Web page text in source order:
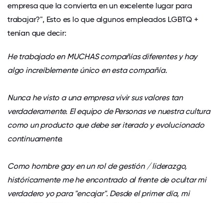
empresa que la convierta en un excelente lugar para
trabajar?", Esto es lo que algunos empleados LGBTQ +
tenían que decir:
He trabajado en MUCHAS compañías diferentes y hay
algo increíblemente único en esta compañía.
Nunca he visto a una empresa vivir sus valores tan
verdaderamente. El equipo de Personas ve nuestra cultura
como un producto que debe ser iterado y evolucionado
continuamente.
Como hombre gay en un rol de gestión / liderazgo,
históricamente me he encontrado al frente de ocultar mi
verdadero yo para "encajar". Desde el primer día, mi